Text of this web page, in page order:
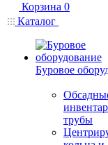
Корзина 0
Каталог
Буровое
трубы